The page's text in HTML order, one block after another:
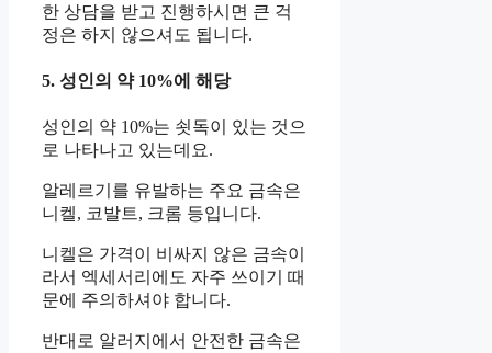
한 상담을 받고 진행하시면 큰 걱
정은 하지 않으셔도 됩니다.
5. 성인의 약 10%에 해당
성인의 약 10%는 쇳독이 있는 것으
로 나타나고 있는데요.
알레르기를 유발하는 주요 금속은
니켈, 코발트, 크롬 등입니다.
니켈은 가격이 비싸지 않은 금속이
라서 엑세서리에도 자주 쓰이기 때
문에 주의하셔야 합니다.
반대로 알러지에서 안전한 금속은